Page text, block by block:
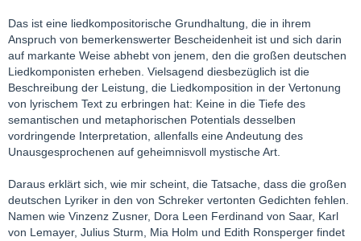
Das ist eine liedkompositorische Grundhaltung, die in ihrem
Anspruch von bemerkenswerter Bescheidenheit ist und sich darin
auf markante Weise abhebt von jenem, den die großen deutschen
Liedkomponisten erheben. Vielsagend diesbezüglich ist die
Beschreibung der Leistung, die Liedkomposition in der Vertonung
von lyrischem Text zu erbringen hat: Keine in die Tiefe des
semantischen und metaphorischen Potentials desselben
vordringende Interpretation, allenfalls eine Andeutung des
Unausgesprochenen auf geheimnisvoll mystische Art.
Daraus erklärt sich, wie mir scheint, die Tatsache, dass die großen
deutschen Lyriker in den von Schreker vertonten Gedichten fehlen.
Namen wie Vinzenz Zusner, Dora Leen Ferdinand von Saar, Karl
von Lemayer, Julius Sturm, Mia Holm und Edith Ronsperger findet